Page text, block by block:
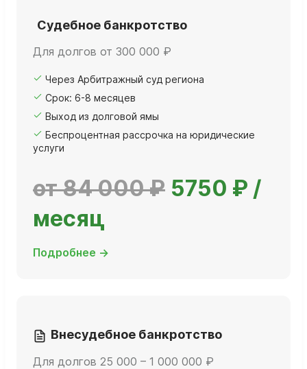
Судебное банкротство
Для долгов от 300 000 ₽
Через Арбитражный суд региона
Срок: 6-8 месяцев
Выход из долговой ямы
Беспроцентная рассрочка на юридические
услуги
от 84 000 ₽ 5750 ₽ /
месяц
Подробнее →
Внесудебное банкротство
Для долгов 25 000 – 1 000 000 ₽